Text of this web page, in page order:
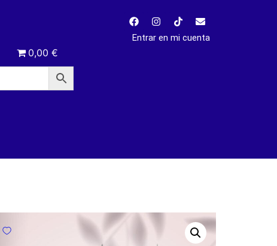
0,00 €
Entrar en mi cuenta